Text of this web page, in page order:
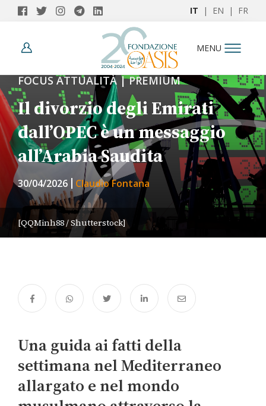
IT | EN | FR
MENU
FOCUS ATTUALITÀ | PREMIUM
Il divorzio degli Emirati
dall’OPEC è un messaggio
all’Arabia Saudita
30/04/2026 Claudio Fontana
[QQMinh88 / Shutterstock]
Una guida ai fatti della
settimana nel Mediterraneo
allargato e nel mondo